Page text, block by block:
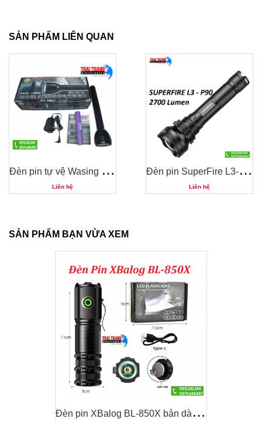
SẢN PHẨM LIÊN QUAN
Đ
èn pin tự vệ Wasing WFL-H3
Liên hệ
Đ
èn pin SuperFire L3-P90 36W 2700 Lumens
Liên hệ
SẢN PHẨM BẠN VỪA XEM
Đ
èn pin XBalog BL-850X bản dài / ngắn tuỳ chọn